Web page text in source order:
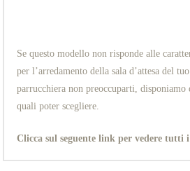
Se questo modello non risponde alle
per l’arredamento della sala d’attesa del
parrucchiera non preoccuparti,
quali poter scegliere.
Clicca sul seguente link per vedere